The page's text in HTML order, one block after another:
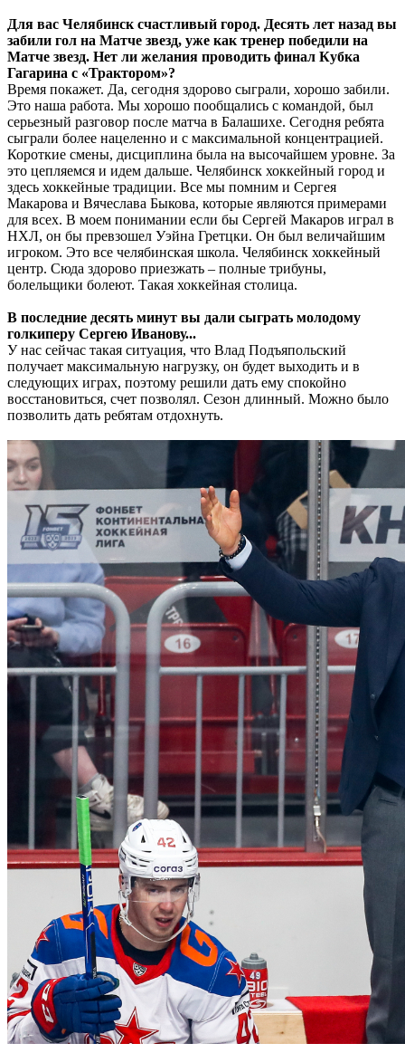
Для вас Челябинск счастливый город. Десять лет назад вы
забили гол на Матче звезд, уже как тренер победили на
Матче звезд. Нет ли желания проводить финал Кубка
Гагарина с «Трактором»?
Время покажет. Да, сегодня здорово сыграли, хорошо забили.
Это наша работа. Мы хорошо пообщались с командой, был
серьезный разговор после матча в Балашихе. Сегодня ребята
сыграли более нацеленно и с максимальной концентрацией.
Короткие смены, дисциплина была на высочайшем уровне. За
это цепляемся и идем дальше. Челябинск хоккейный город и
здесь хоккейные традиции. Все мы помним и Сергея
Макарова и Вячеслава Быкова, которые являются примерами
для всех. В моем понимании если бы Сергей Макаров играл в
НХЛ, он бы превзошел Уэйна Гретцки. Он был величайшим
игроком. Это все челябинская школа. Челябинск хоккейный
центр. Сюда здорово приезжать – полные трибуны,
болельщики болеют. Такая хоккейная столица.
В последние десять минут вы дали сыграть молодому
голкиперу Сергею Иванову...
У нас сейчас такая ситуация, что Влад Подъяпольский
получает максимальную нагрузку, он будет выходить и в
следующих играх, поэтому решили дать ему спокойно
восстановиться, счет позволял. Сезон длинный. Можно было
позволить дать ребятам отдохнуть.